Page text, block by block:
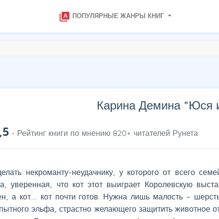
type_specimen ПОПУЛЯРНЫЕ ЖАНРЫ КНИГ
Карина Демина "Юся
- Рейтинг книги по мнению 820+ читателей Рунета
некроманту-неудачнику, у которого от всего
уверенная, что кот этот выиграет Королевскую
а кот… кот почти готов. Нужна лишь малость –
эльфа, страстно желающего защитить животное